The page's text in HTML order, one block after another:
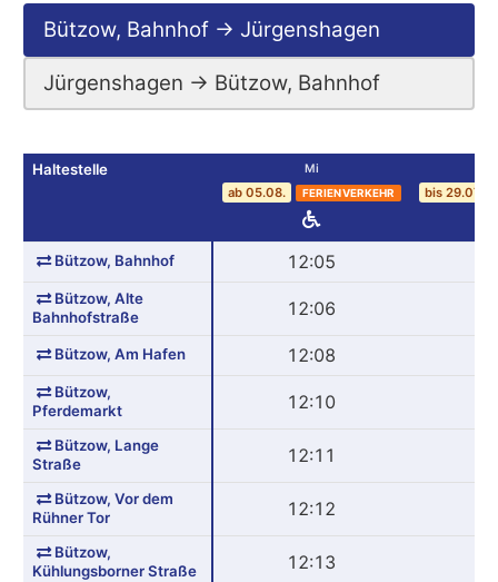
Bützow, Bahnhof → Jürgenshagen
Jürgenshagen → Bützow, Bahnhof
Haltestelle Mi
ab 05.08. FERIENVERKEHR bis 29.07.
Bützow, Bahnhof 12:05
Bützow, Alte
Bahnhofstraße
12:06
Bützow, Am Hafen 12:08
Bützow,
Pferdemarkt
12:10
Bützow, Lange
Straße
12:11
Bützow, Vor dem
Rühner Tor
12:12
Bützow,
Kühlungsborner Straße
12:13